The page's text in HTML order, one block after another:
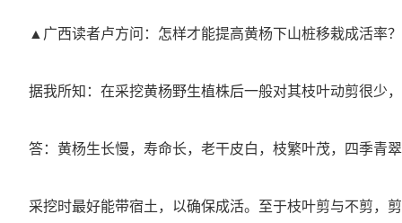
▲广西读者卢方问：怎样才能提高黄杨下山桩移栽成活率？
据我所知：在采挖黄杨野生植株后一般对其枝叶动剪很少
答：黄杨生长慢，寿命长，老干皮白，枝繁叶茂，四季青
采挖时最好能带宿土，以确保成活。至于枝叶剪与不剪，